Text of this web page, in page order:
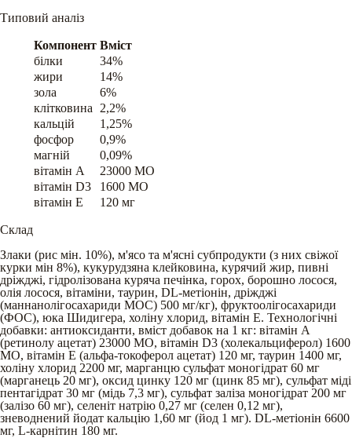
Типовий аналіз
Компонент Вміст
білки
34%
жири
14%
зола
6%
клітковина
2,2%
кальцій
1,25%
фосфор
0,9%
магній
0,09%
вітамін A
23000 МО
вітамін D3
1600 МО
вітамін E
120 мг
Склад
Злаки (рис мін. 10%), м'ясо та м'ясні субпродукти (з них свіжої
курки мін 8%), кукурудзяна клейковина, курячий жир, пивні
дріжджі, гідролізована куряча печінка, горох, борошно лосося,
олія лосося, вітаміни, таурин, DL-метіонін, дріжджі
(маннанолігосахариди МОС) 500 мг/кг), фруктоолігосахариди
(ФОС), юка Шидигера, холіну хлорид, вітамін Е. Технологічні
добавки: антиоксиданти, вміст добавок на 1 кг: вітамін А
(ретинолу ацетат) 23000 МО, вітамін D3 (холекальциферол) 1600
МО, вітамін Е (альфа-токоферол ацетат) 120 мг, таурин 1400 мг,
холіну хлорид 2200 мг, марганцю сульфат моногідрат 60 мг
(марганець 20 мг), оксид цинку 120 мг (цинк 85 мг), сульфат міді
пентагідрат 30 мг (мідь 7,3 мг), сульфат заліза моногідрат 200 мг
(залізо 60 мг), селеніт натрію 0,27 мг (селен 0,12 мг),
зневоднений йодат кальцію 1,60 мг (йод 1 мг). DL-метіонін 6600
мг, L-карнітин 180 мг.